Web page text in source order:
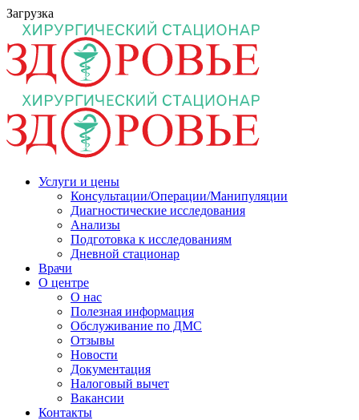
Загрузка
Услуги и цены
Консультации/Операции/Манипуляции
Диагностические исследования
Анализы
Подготовка к исследованиям
Дневной стационар
Врачи
О центре
О нас
Полезная информация
Обслуживание по ДМС
Отзывы
Новости
Документация
Налоговый вычет
Вакансии
Контакты